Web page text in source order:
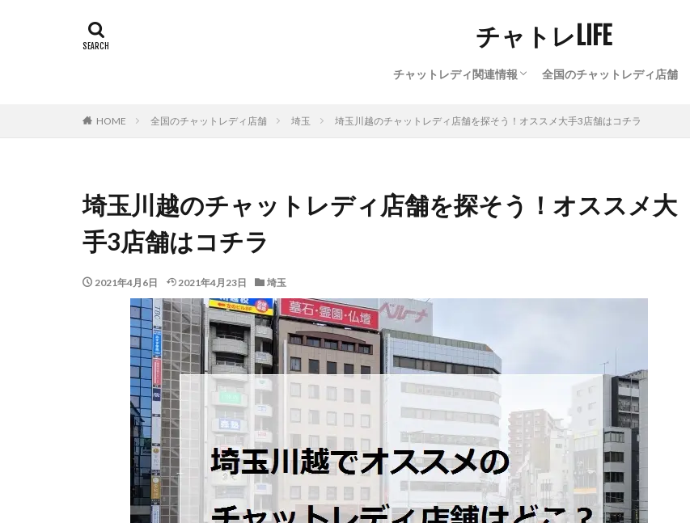
チャトレLIFE
チャットレディ関連情報 全国のチャットレディ店舗
HOME 全国のチャットレディ店舗 埼玉 埼玉川越のチャットレディ店舗を探そう！オススメ大手3店舗はコチラ
埼玉川越のチャットレディ店舗を探そう！オススメ大
手3店舗はコチラ
2021年4月6日 2021年4月23日 埼玉